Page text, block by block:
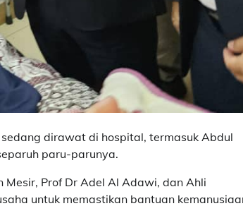
dirawat di hospital, termasuk Abdul
paru-parunya.
Prof Dr Adel Al Adawi, dan Ahli
untuk memastikan bantuan